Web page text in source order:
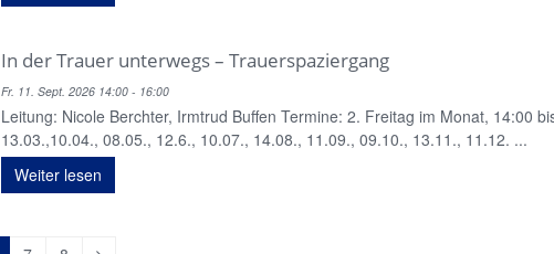
In der Trauer unterwegs – Trauerspaziergang
Fr. 11. Sept. 2026 14:00 - 16:00
Leitung: Nicole Berchter, Irmtrud Buffen Termine: 2. Freitag im Monat, 14:00
13.03.,10.04., 08.05., 12.6., 10.07., 14.08., 11.09., 09.10., 13.11., 11.12. ...
Weiter lesen